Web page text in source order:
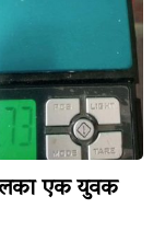
एक युवक